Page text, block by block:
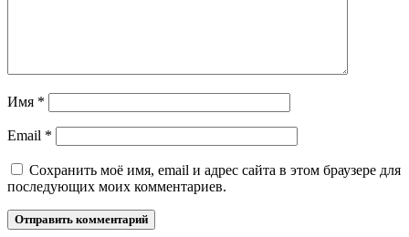
Имя *
Email *
Сохранить моё имя, email и адрес сайта в этом браузере для
последующих моих комментариев.